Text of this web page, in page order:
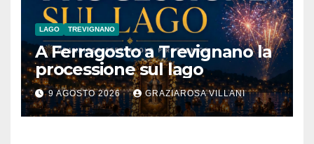
LAGO TREVIGNANO
A Ferragosto a Trevignano la
processione sul lago
9 AGOSTO 2026 GRAZIAROSA VILLANI